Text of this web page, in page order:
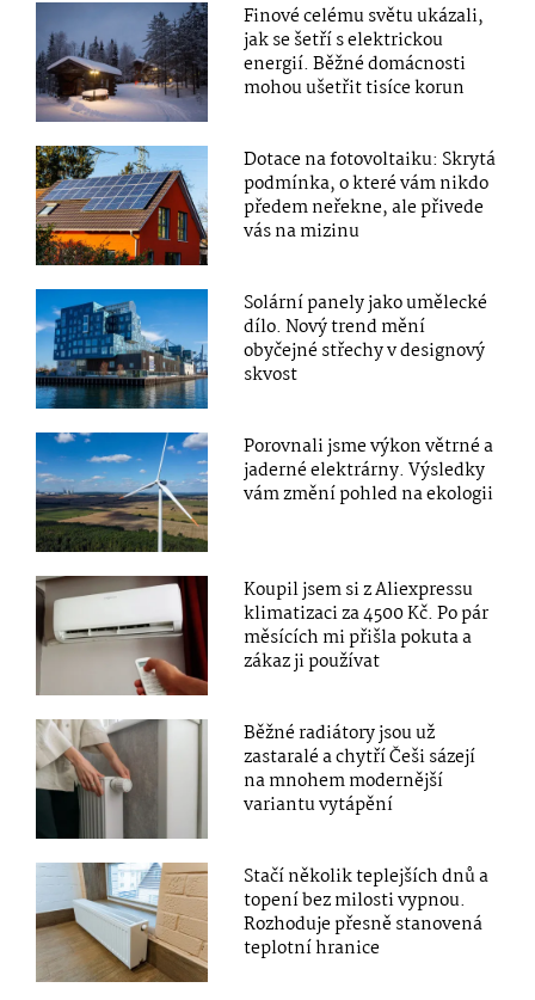
Finové celému světu ukázali,
jak se šetří s elektrickou
energií. Běžné domácnosti
mohou ušetřit tisíce korun
Dotace na fotovoltaiku: Skrytá
podmínka, o které vám nikdo
předem neřekne, ale přivede
vás na mizinu
Solární panely jako umělecké
dílo. Nový trend mění
obyčejné střechy v designový
skvost
Porovnali jsme výkon větrné a
jaderné elektrárny. Výsledky
vám změní pohled na ekologii
Koupil jsem si z Aliexpressu
klimatizaci za 4500 Kč. Po pár
měsících mi přišla pokuta a
zákaz ji používat
Běžné radiátory jsou už
zastaralé a chytří Češi sázejí
na mnohem modernější
variantu vytápění
Stačí několik teplejších dnů a
topení bez milosti vypnou.
Rozhoduje přesně stanovená
teplotní hranice